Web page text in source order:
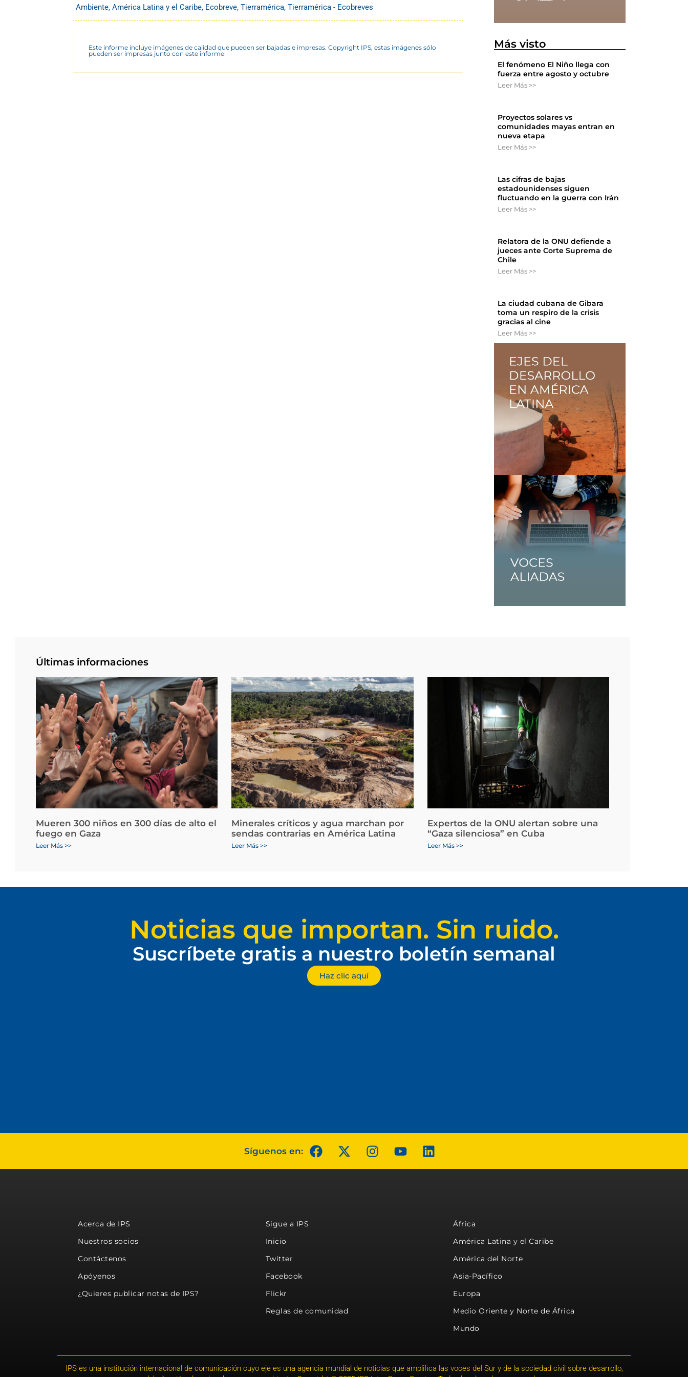
Ambiente, América Latina y el Caribe, Ecobreve, Tierramérica, Tierramérica - Ecobreves
Este informe incluye imágenes de calidad que pueden ser bajadas e impresas. Copyright IPS, estas imágenes sólo
pueden ser impresas junto con este informe
Más visto
El fenómeno El Niño llega con
fuerza entre agosto y octubre
Leer Más >>
Proyectos solares vs
comunidades mayas entran en
nueva etapa
Leer Más >>
Las cifras de bajas
estadounidenses siguen
fluctuando en la guerra con Irán
Leer Más >>
Relatora de la ONU defiende a
jueces ante Corte Suprema de
Chile
Leer Más >>
La ciudad cubana de Gibara
toma un respiro de la crisis
gracias al cine
Leer Más >>
Últimas informaciones
Mueren 300 niños en 300 días de alto el
fuego en Gaza
Leer Más >>
Minerales críticos y agua marchan por
sendas contrarias en América Latina
Leer Más >>
Expertos de la ONU alertan sobre una
“Gaza silenciosa” en Cuba
Leer Más >>
Noticias que importan. Sin ruido.
Suscríbete gratis a nuestro boletín semanal
Haz clic aquí
Síguenos en:
Acerca de IPS
Nuestros socios
Contáctenos
Apóyenos
¿Quieres publicar notas de IPS?
Sigue a IPS
Inicio
Twitter
Facebook
Flickr
Reglas de comunidad
África
América Latina y el Caribe
América del Norte
Asia-Pacífico
Europa
Medio Oriente y Norte de África
Mundo
IPS es una institución internacional de comunicación cuyo eje es una agencia mundial de noticias que amplifica las voces del Sur y de la sociedad civil sobre desarrollo,